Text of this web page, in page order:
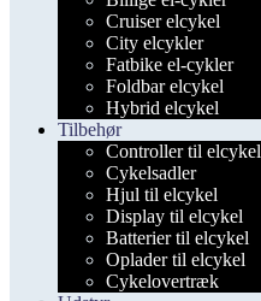
Cruiser elcykel
City elcykler
Fatbike el-cykler
Foldbar elcykel
Hybrid elcykel
Tilbehør
Controller til elcykel
Cykelsadler
Hjul til elcykel
Display til elcykel
Batterier til elcykel
Oplader til elcykel
Cykelovertræk